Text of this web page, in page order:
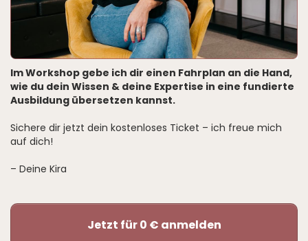
Im Workshop gebe ich dir einen Fahrplan an die Hand,
wie du dein Wissen & deine Expertise in eine fundierte
Ausbildung übersetzen kannst.
Sichere dir jetzt dein kostenloses Ticket – ich freue mich
auf dich!
– Deine Kira
Jetzt für 0 € anmelden